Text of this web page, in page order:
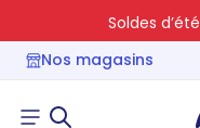
Soldes d’été :
Nos magasins